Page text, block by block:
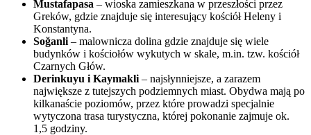
Mustafapasa – wioska zamieszkana w przeszłości przez
Greków, gdzie znajduje się interesujący kościół Heleny i
Konstantyna.
Soğanli – malownicza dolina gdzie znajduje się wiele
budynków i kościołów wykutych w skale, m.in. tzw. kościół
Czarnych Głów.
Derinkuyu i Kaymakli – najsłynniejsze, a zarazem
największe z tutejszych podziemnych miast. Obydwa mają po
kilkanaście poziomów, przez które prowadzi specjalnie
wytyczona trasa turystyczna, której pokonanie zajmuje ok.
1,5 godziny.